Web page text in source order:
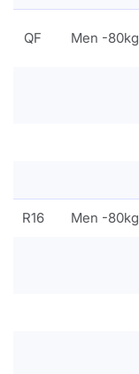
QF Men -80kg
R16 Men -80kg